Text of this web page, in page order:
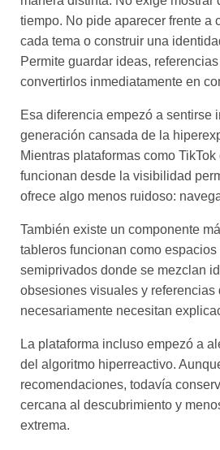
tiempo. No pide aparecer frente a
cada tema o construir una
Permite guardar ideas,
convertirlos inmediatamente en
Esa diferencia empezó a sentirse
generación cansada de la
Mientras plataformas como TikTok
funcionan desde la visibilidad
ofrece algo menos ruidoso:
También existe un componente
tableros funcionan como
semiprivados donde se mezclan
obsesiones visuales y referencias
necesariamente necesitan
La plataforma incluso empezó a
del algoritmo hiperreactivo.
recomendaciones, todavía
cercana al descubrimiento y
extrema.